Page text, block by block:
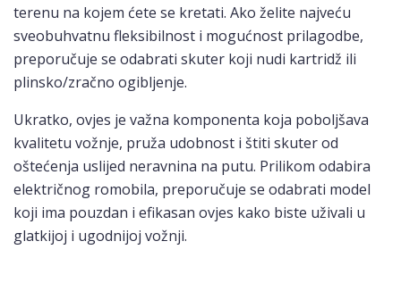
terenu na kojem ćete se kretati. Ako želite najveću
sveobuhvatnu fleksibilnost i mogućnost prilagodbe,
preporučuje se odabrati skuter koji nudi kartridž ili
plinsko/zračno ogibljenje.
Ukratko, ovjes je važna komponenta koja poboljšava
kvalitetu vožnje, pruža udobnost i štiti skuter od
oštećenja uslijed neravnina na putu. Prilikom odabira
električnog romobila, preporučuje se odabrati model
koji ima pouzdan i efikasan ovjes kako biste uživali u
glatkijoj i ugodnijoj vožnji.